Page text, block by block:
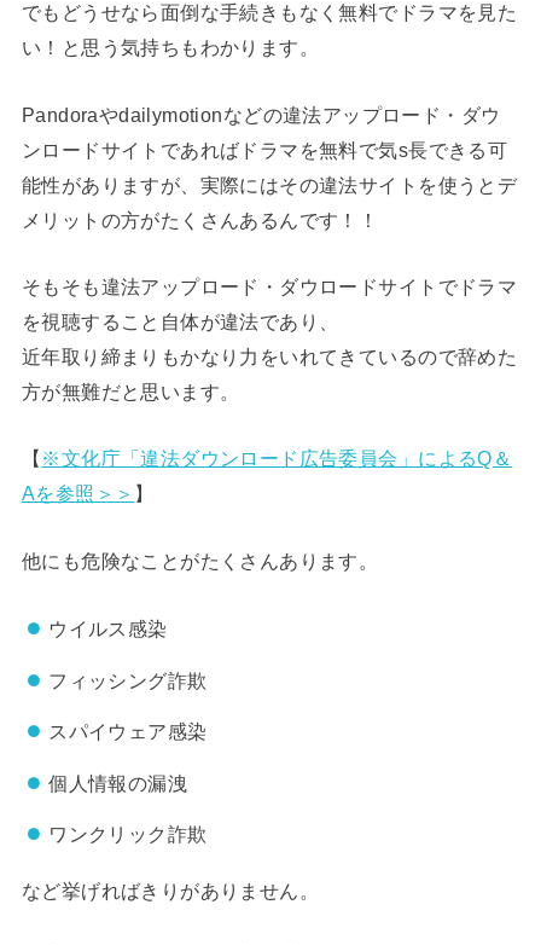
でもどうせなら面倒な手続きもなく無料でドラマを見た
い！と思う気持ちもわかります。
Pandoraやdailymotionなどの違法アップロード・ダウ
ンロードサイトであればドラマを無料で気s長できる可
能性がありますが、実際にはその違法サイトを使うとデ
メリットの方がたくさんあるんです！！
そもそも違法アップロード・ダウロードサイトでドラマ
を視聴すること自体が違法であり、
近年取り締まりもかなり力をいれてきているので辞めた
方が無難だと思います。
【 ※文化庁「違法ダウンロード広告委員会」によるQ＆
Aを参照＞＞ 】
他にも危険なことがたくさんあります。
ウイルス感染
フィッシング詐欺
スパイウェア感染
個人情報の漏洩
ワンクリック詐欺
など挙げればきりがありません。